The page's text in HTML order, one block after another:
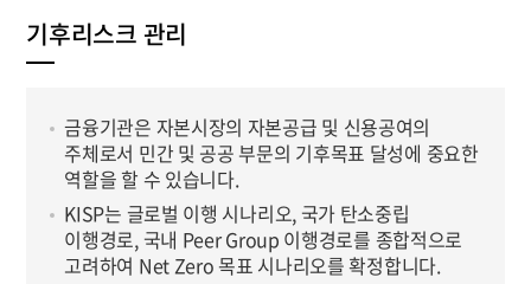
기후리스크 관리
금융기관은 자본시장의 자본공급 및 신용공여의
주체로서 민간 및 공공 부문의 기후목표 달성에 중요한
역할을 할 수 있습니다.
KISP는 글로벌 이행 시나리오, 국가 탄소중립
이행경로, 국내 Peer Group 이행경로를 종합적으로
고려하여 Net Zero 목표 시나리오를 확정합니다.